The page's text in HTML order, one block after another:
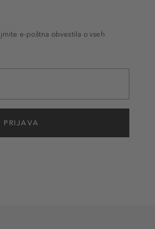
e-poštna obvestila o vseh
PRIJAVA